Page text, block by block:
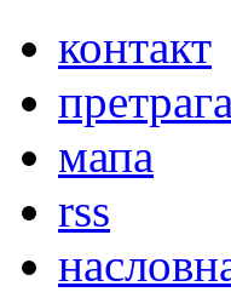
контакт
претрага
мапа
rss